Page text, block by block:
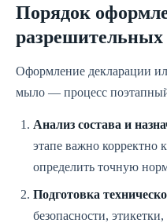
Порядок
разрешительных
Оформление декларации
мыло — процесс
Анализ состава и
этапе важно корректно
определить точную
Подготовка
безопасности,